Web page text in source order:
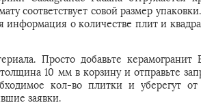
соответствует совой размер
информация о количестве плит и
Просто добавьте керамогранит
10 мм в корзину и отправьте
кол-во плитки и уберегут от
заявки.